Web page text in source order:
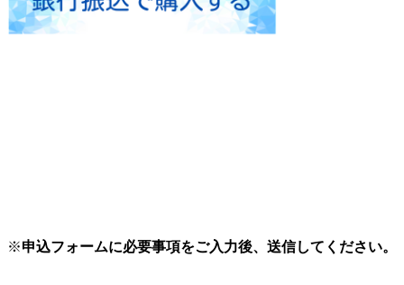
※申込フォームに必要事項をご入力後、送信してください。